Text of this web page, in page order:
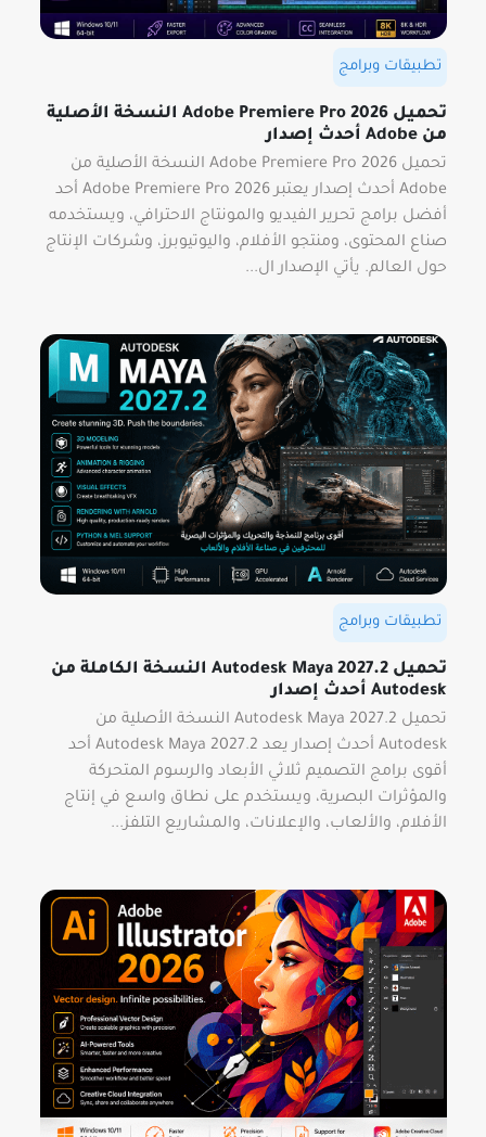
تطبيقات وبرامج
تحميل Adobe Premiere Pro 2026 النسخة الأصلية
من Adobe أحدث إصدار
تحميل Adobe Premiere Pro 2026 النسخة الأصلية من
Adobe أحدث إصدار يعتبر Adobe Premiere Pro 2026 أحد
أفضل برامج تحرير الفيديو والمونتاج الاحترافي، ويستخدمه
صناع المحتوى، ومنتجو الأفلام، واليوتيوبرز، وشركات الإنتاج
حول العالم. يأتي الإصدار ال...
تطبيقات وبرامج
تحميل Autodesk Maya 2027.2 النسخة الكاملة من
Autodesk أحدث إصدار
تحميل Autodesk Maya 2027.2 النسخة الأصلية من
Autodesk أحدث إصدار يعد Autodesk Maya 2027.2 أحد
أقوى برامج التصميم ثلاثي الأبعاد والرسوم المتحركة
والمؤثرات البصرية، ويستخدم على نطاق واسع في إنتاج
الأفلام، والألعاب، والإعلانات، والمشاريع التلفز...